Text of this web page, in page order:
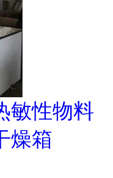
敏性物料
燥箱